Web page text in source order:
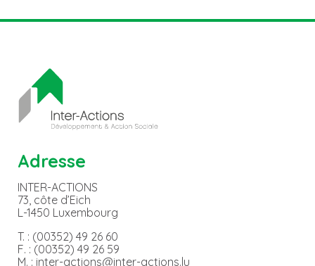
Adresse
INTER-ACTIONS
73, côte d’Eich
L-1450 Luxembourg
T. : (00352) 49 26 60
F. : (00352) 49 26 59
M. : inter-actions@inter-actions.lu